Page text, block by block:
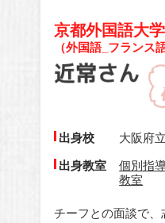
京都外国語大学
（外国語_フランス語
出身校 大阪府
出身教室
個別指
教室
チーフとの面談で